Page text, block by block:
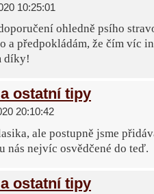
10:25:01
ohledně psího
a předpokládám, že čím víc
díky!
ostatní tipy
20:10:42
ale postupně jsme
nás nejvíc osvědčené do teď.
ostatní tipy